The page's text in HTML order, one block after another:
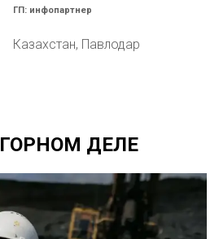
ГП: инфопартнер
Казахстан, Павлодар
ГОРНОМ ДЕЛЕ